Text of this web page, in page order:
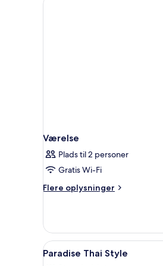
Værelse
Plads til 2 personer
Gratis Wi-Fi
Flere oplysninger
Flere
Indlæs
alle
5
Paradise Thai Style